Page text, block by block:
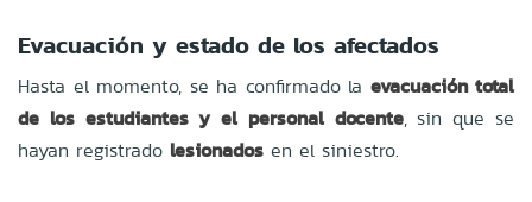
Evacuación y estado de los afectados
Hasta el momento, se ha confirmado la evacuación total
de los estudiantes y el personal docente, sin que se
hayan registrado lesionados en el siniestro.